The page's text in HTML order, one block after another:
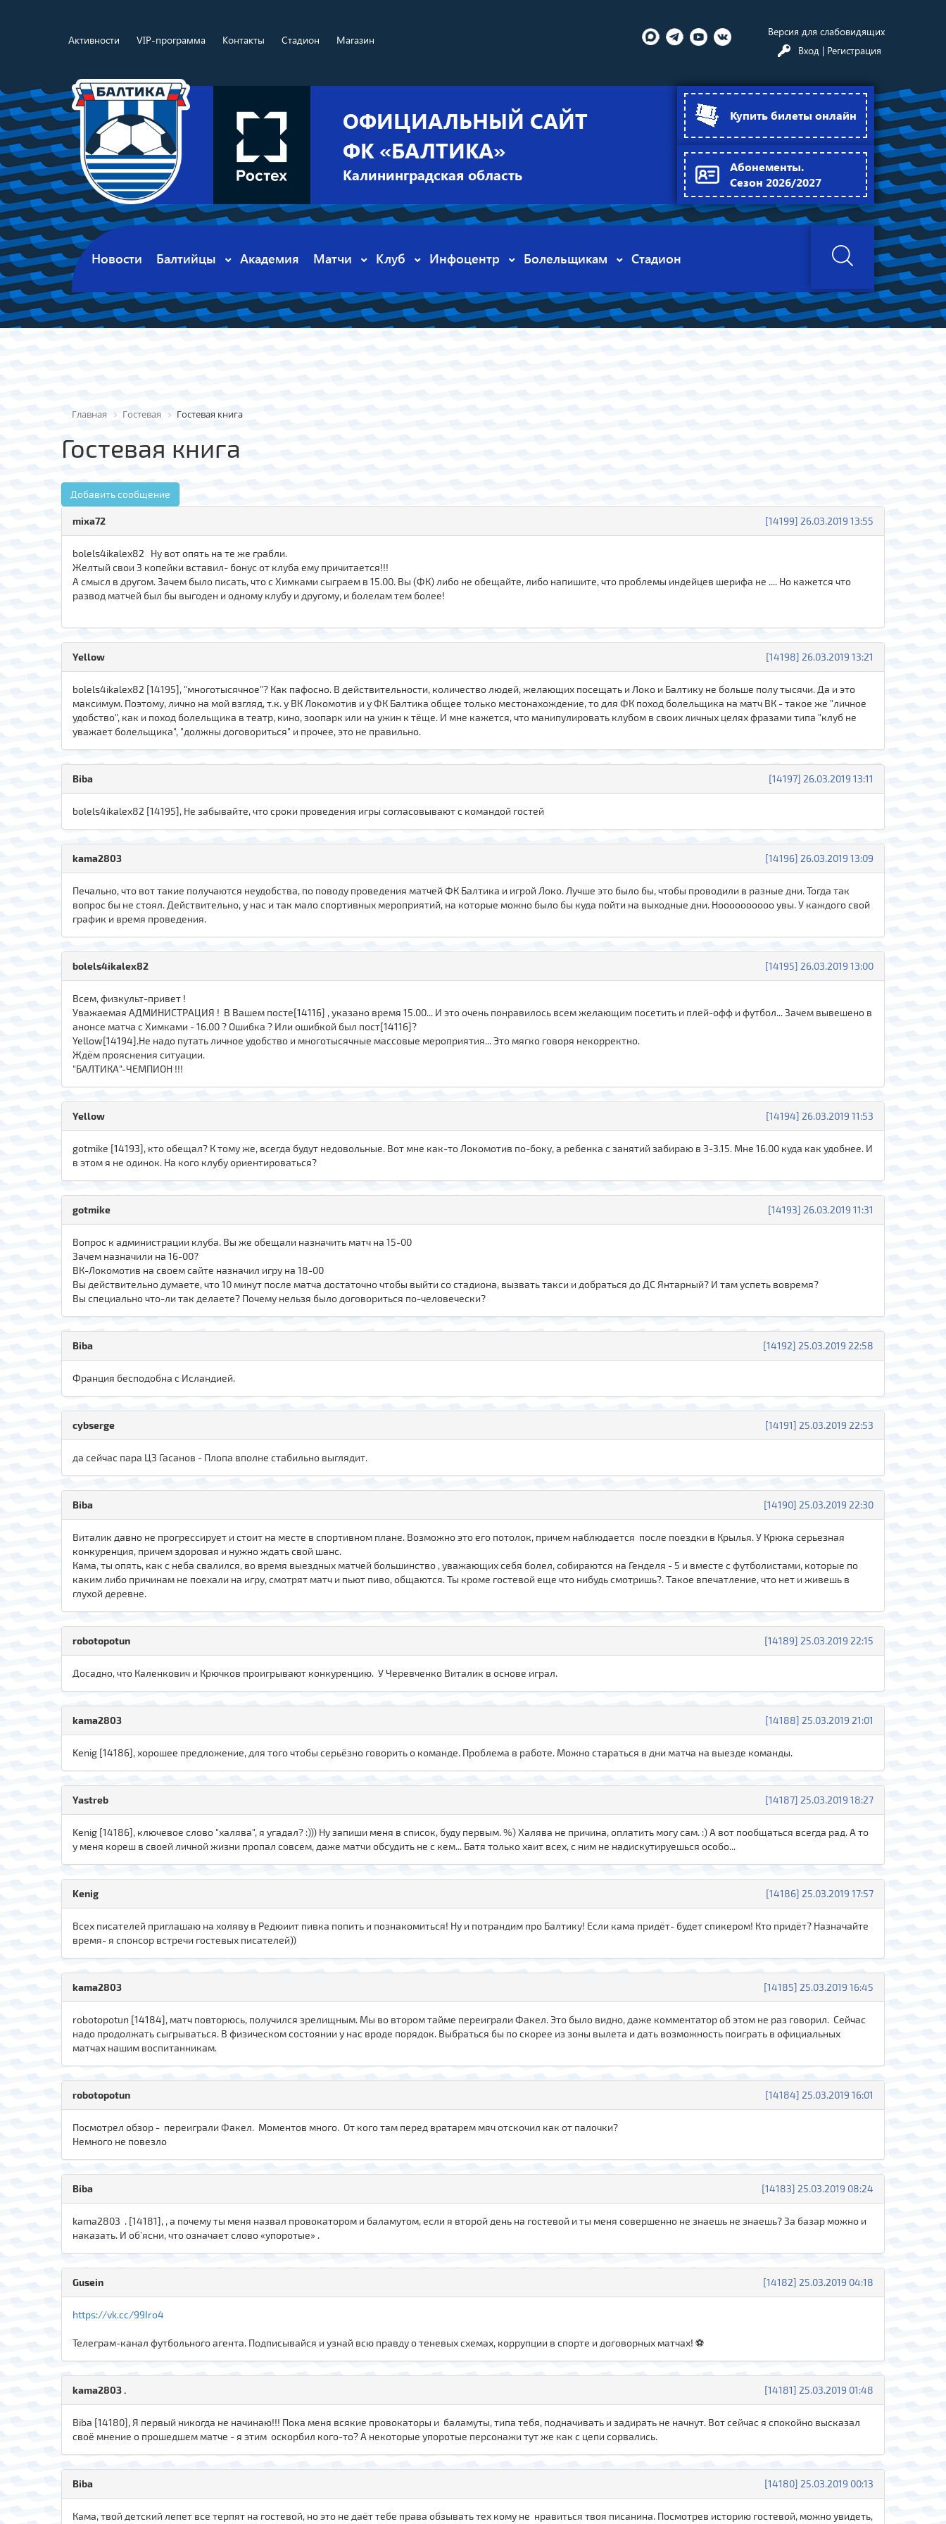
Активности VIP-программа Контакты Стадион Магазин
Версия для слабовидящих
Вход | Регистрация
ОФИЦИАЛЬНЫЙ САЙТ
ФК «БАЛТИКА»
Калининградская область
Купить билеты онлайн
Абонементы.
Сезон 2026/2027
Новости Балтийцы Академия Матчи Клуб Инфоцентр Болельщикам Стадион
Главная Гостевая Гостевая книга
Гостевая книга
Добавить сообщение
[14199] 26.03.2019 13:55
mixa72
bolels4ikalex82 Ну вот опять на те же грабли.
Желтый свои 3 копейки вставил- бонус от клуба ему причитается!!!
А смысл в другом. Зачем было писать, что с Химками сыграем в 15.00. Вы (ФК) либо не обещайте, либо напишите, что проблемы индейцев шерифа не .... Но кажется что
развод матчей был бы выгоден и одному клубу и другому, и болелам тем более!
[14198] 26.03.2019 13:21
Yellow
bolels4ikalex82 [14195], "многотысячное"? Как пафосно. В действительности, количество людей, желающих посещать и Локо и Балтику не больше полу тысячи. Да и это
максимум. Поэтому, лично на мой взгляд, т.к. у ВК Локомотив и у ФК Балтика общее только местонахождение, то для ФК поход болельщика на матч ВК - такое же "личное
удобство", как и поход болельщика в театр, кино, зоопарк или на ужин к тёще. И мне кажется, что манипулировать клубом в своих личных целях фразами типа "клуб не
уважает болельщика", "должны договориться" и прочее, это не правильно.
[14197] 26.03.2019 13:11
Biba
bolels4ikalex82 [14195], Не забывайте, что сроки проведения игры согласовывают с командой гостей
[14196] 26.03.2019 13:09
kama2803
Печально, что вот такие получаются неудобства, по поводу проведения матчей ФК Балтика и игрой Локо. Лучше это было бы, чтобы проводили в разные дни. Тогда так
вопрос бы не стоял. Действительно, у нас и так мало спортивных мероприятий, на которые можно было бы куда пойти на выходные дни. Ноооооооооо увы. У каждого свой
график и время проведения.
[14195] 26.03.2019 13:00
bolels4ikalex82
Всем, физкульт-привет !
Уважаемая АДМИНИСТРАЦИЯ ! В Вашем посте[14116] , указано время 15.00... И это очень понравилось всем желающим посетить и плей-офф и футбол... Зачем вывешено в
анонсе матча с Химками - 16.00 ? Ошибка ? Или ошибкой был пост[14116]?
Yellow[14194].Не надо путать личное удобство и многотысячные массовые мероприятия... Это мягко говоря некорректно.
Ждём прояснения ситуации.
"БАЛТИКА"-ЧЕМПИОН !!!
[14194] 26.03.2019 11:53
Yellow
gotmike [14193], кто обещал? К тому же, всегда будут недовольные. Вот мне как-то Локомотив по-боку, а ребенка с занятий забираю в 3-3.15. Мне 16.00 куда как удобнее. И
в этом я не одинок. На кого клубу ориентироваться?
[14193] 26.03.2019 11:31
gotmike
Вопрос к администрации клуба. Вы же обещали назначить матч на 15-00
Зачем назначили на 16-00?
ВК-Локомотив на своем сайте назначил игру на 18-00
Вы действительно думаете, что 10 минут после матча достаточно чтобы выйти со стадиона, вызвать такси и добраться до ДС Янтарный? И там успеть вовремя?
Вы специально что-ли так делаете? Почему нельзя было договориться по-человечески?
[14192] 25.03.2019 22:58
Biba
Франция бесподобна с Исландией.
[14191] 25.03.2019 22:53
cybserge
да сейчас пара ЦЗ Гасанов - Плопа вполне стабильно выглядит.
[14190] 25.03.2019 22:30
Biba
Виталик давно не прогрессирует и стоит на месте в спортивном плане. Возможно это его потолок, причем наблюдается после поездки в Крылья. У Крюка серьезная
конкуренция, причем здоровая и нужно ждать свой шанс.
Кама, ты опять, как с неба свалился, во время выездных матчей большинство , уважающих себя болел, собираются на Генделя - 5 и вместе с футболистами, которые по
каким либо причинам не поехали на игру, смотрят матч и пьют пиво, общаются. Ты кроме гостевой еще что нибудь смотришь?. Такое впечатление, что нет и живешь в
глухой деревне.
[14189] 25.03.2019 22:15
robotopotun
Досадно, что Каленкович и Крючков проигрывают конкуренцию. У Черевченко Виталик в основе играл.
[14188] 25.03.2019 21:01
kama2803
Kenig [14186], хорошее предложение, для того чтобы серьёзно говорить о команде. Проблема в работе. Можно стараться в дни матча на выезде команды.
[14187] 25.03.2019 18:27
Yastreb
Kenig [14186], ключевое слово "халява", я угадал? :))) Ну запиши меня в список, буду первым. %) Халява не причина, оплатить могу сам. :) А вот пообщаться всегда рад. А то
у меня кореш в своей личной жизни пропал совсем, даже матчи обсудить не с кем... Батя только хаит всех, с ним не надискутируешься особо...
[14186] 25.03.2019 17:57
Kenig
Всех писателей приглашаю на холяву в Редюиит пивка попить и познакомиться! Ну и потрандим про Балтику! Если кама придёт- будет спикером! Кто придёт? Назначайте
время- я спонсор встречи гостевых писателей))
[14185] 25.03.2019 16:45
kama2803
robotopotun [14184], матч повторюсь, получился зрелищным. Мы во втором тайме переиграли Факел. Это было видно, даже комментатор об этом не раз говорил. Сейчас
надо продолжать сыгрываться. В физическом состоянии у нас вроде порядок. Выбраться бы по скорее из зоны вылета и дать возможность поиграть в официальных
матчах нашим воспитанникам.
[14184] 25.03.2019 16:01
robotopotun
Посмотрел обзор - переиграли Факел. Моментов много. От кого там перед вратарем мяч отскочил как от палочки?
Немного не повезло
[14183] 25.03.2019 08:24
Biba
kamа280З . [14181], , а почему ты меня назвал провокатором и баламутом, если я второй день на гостевой и ты меня совершенно не знаешь не знаешь? За базар можно и
наказать. И об’ясни, что означает слово «упоротые» .
[14182] 25.03.2019 04:18
Gusein
https://vk.cc/99Iro4
Телеграм-канал футбольного агента. Подписывайся и узнай всю правду о теневых схемах, коррупции в спорте и договорных матчах! ⚽
[14181] 25.03.2019 01:48
kamа280З .
Biba [14180], Я первый никогда не начинаю!!! Пока меня всякие провокаторы и баламуты, типа тебя, подначивать и задирать не начнут. Вот сейчас я спокойно высказал
своё мнение о прошедшем матче - я этим оскорбил кого-то? А некоторые упоротые персонажи тут же как с цепи сорвались.
[14180] 25.03.2019 00:13
Biba
Кама, твой детский лепет все терпят на гостевой, но это не даёт тебе права обзывать тех кому не нравиться твоя писанина. Посмотрев историю гостевой, можно увидеть,